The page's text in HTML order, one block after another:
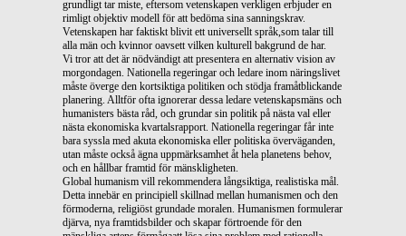
grundligt tar miste, eftersom vetenskapen verkligen erbjuder en
rimligt objektiv modell för att bedöma sina sanningskrav.
Vetenskapen har faktiskt blivit ett universellt språk,som talar till
alla män och kvinnor oavsett vilken kulturell bakgrund de har.
Vi tror att det är nödvändigt att presentera en alternativ vision av
morgondagen. Nationella regeringar och ledare inom näringslivet
måste överge den kortsiktiga politiken och stödja framåtblickande
planering. Alltför ofta ignorerar dessa ledare vetenskapsmäns och
humanisters bästa råd, och grundar sin politik på nästa val eller
nästa ekonomiska kvartalsrapport. Nationella regeringar får inte
bara syssla med akuta ekonomiska eller politiska överväganden,
utan måste också ägna uppmärksamhet åt hela planetens behov,
och en hållbar framtid för mänskligheten.
Global humanism vill rekommendera långsiktiga, realistiska mål.
Detta innebär en principiell skillnad mellan humanismen och den
förmoderna, religiöst grundade moralen. Humanismen formulerar
djärva, nya framtidsbilder och skapar förtroende för den